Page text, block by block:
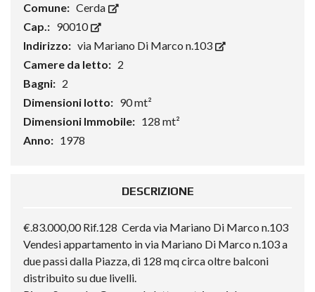
Comune: Cerda
Cap.: 90010
Indirizzo: via Mariano Di Marco n.103
Camere da letto: 2
Bagni: 2
Dimensioni lotto: 90 mt²
Dimensioni Immobile: 128 mt²
Anno: 1978
DESCRIZIONE
€.83.000,00 Rif.128 Cerda via Mariano Di Marco n.103
Vendesi appartamento in via Mariano Di Marco n.103 a
due passi dalla Piazza, di 128 mq circa oltre balconi
distribuito su due livelli.